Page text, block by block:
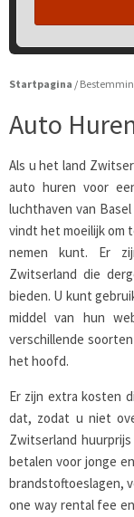
Startpagina /
Auto
Als u het land
auto huren voor
luchthaven van
vindt het moeilijk om
nemen kunt. Er
Zwitserland die
bieden. U kunt
middel van hun
verschillende
het hoofd.
Er zijn extra kosten
dat, zodat u niet
Zwitserland
betalen voor jonge
brandstoftoeslagen,
one way rental fee